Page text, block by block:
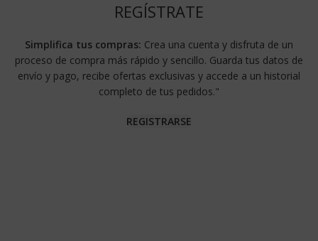
REGÍSTRATE
Simplifica tus compras: Crea una cuenta y disfruta de un
proceso de compra más rápido y sencillo. Guarda tus datos de
envío y pago, recibe ofertas exclusivas y accede a un historial
completo de tus pedidos."
REGISTRARSE